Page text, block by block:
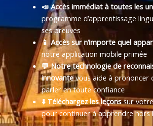
📣 Accès immédiat à toutes les
programme d’apprentissage
ses preuves
📱 Accès sur n’importe quel
notre application mobile primée
💬 Notre technologie de
innovantevous aide à prononcer
parler en toute confiance
⬇️ Téléchargez les leçonssur
pour continuer à apprendre hors